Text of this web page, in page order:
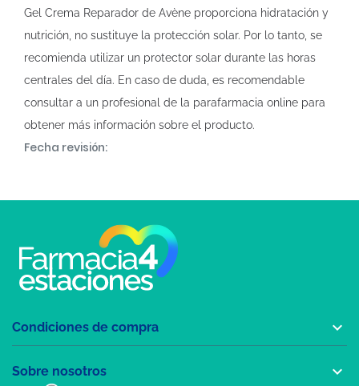
Gel Crema Reparador de Avène proporciona hidratación y
nutrición, no sustituye la protección solar. Por lo tanto, se
recomienda utilizar un protector solar durante las horas
centrales del día. En caso de duda, es recomendable
consultar a un profesional de la parafarmacia online para
obtener más información sobre el producto.
Fecha revisión:
Condiciones de compra 
Sobre nosotros 